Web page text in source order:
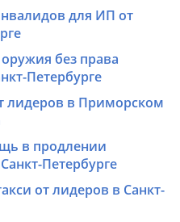
для ИП от
без права
Петербурге
лидеров в Приморском
в продлении
Петербурге
от лидеров в Санкт-